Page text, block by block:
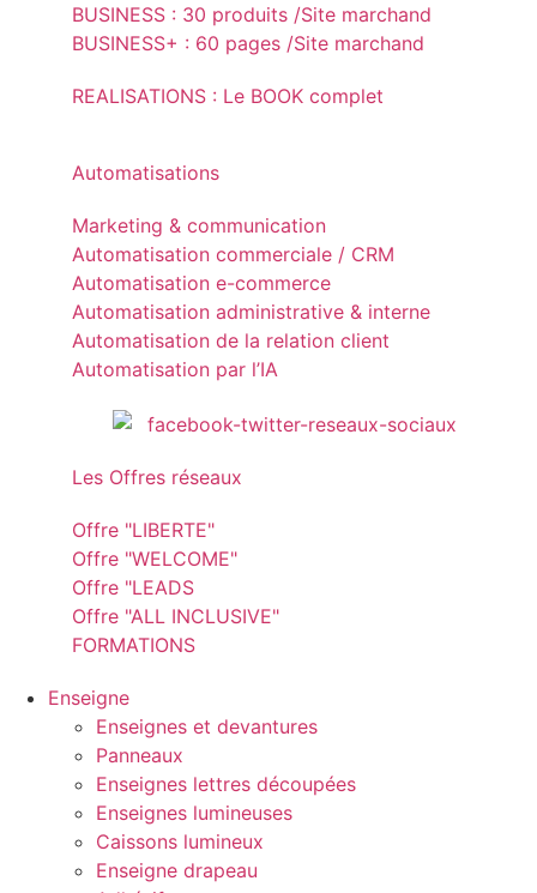
BUSINESS : 30 produits /Site marchand
BUSINESS+ : 60 pages /Site marchand
REALISATIONS : Le BOOK complet
Automatisations
Marketing & communication
Automatisation commerciale / CRM
Automatisation e-commerce
Automatisation administrative & interne
Automatisation de la relation client
Automatisation par l’IA
Les Offres réseaux
Offre "LIBERTE"
Offre "WELCOME"
Offre "LEADS
Offre "ALL INCLUSIVE"
FORMATIONS
Enseigne
Enseignes et devantures
Panneaux
Enseignes lettres découpées
Enseignes lumineuses
Caissons lumineux
Enseigne drapeau